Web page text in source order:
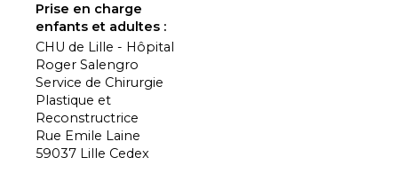
Prise en charge
enfants et adultes :
CHU de Lille - Hôpital
Roger Salengro
Service de Chirurgie
Plastique et
Reconstructrice
Rue Emile Laine
59037 Lille Cedex